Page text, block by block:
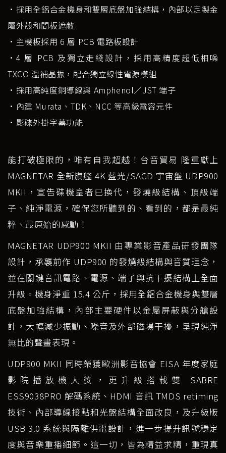
•採用全鋁合金機身和雙層底盤加強結構，內部以定製金
屬外殼和間板遮敝
•主機板採用 6 層 PCB 電路板設計
•4 層 PCB 及獨立走綫設計，採用高精度超低相噪
TXCO 溫補晶振，配合獨立線性電源模組
•採用高純度銅導線與 Amphenol／JST 端子
•內建 Murata、TDK、NCC 等高級電容元件
•影碟外掛字幕功能
能打破極限的，唯有自我超越！台音貿易 隆重獻上
MAGNETAR 全新旗艦 4K 藍光/SACD 宇宙盤 UDP900
MKII，宣告碟機皇者已換代，發燒級結構、頂級端
子、純淨電源，確保您所聽到的、看到的，都是最純
粹、最原始的感動！
MAGNETAR UDP900 MKII 由專業影音產品研發團隊
設計，承襲前作 UDP900 的發燒級結構與音質理念，
並在關鍵音訊電路、電源、端子與抗干擾結構上全面
升級。機身淨重 15.4 公斤，採用全鋁合金機身與雙層
底盤加強結構，內部主要硬件以金屬屏蔽與分艙設
計，大幅減少振動、噪音及外部磁場干擾，呈現純淨
無比的聲畫表現。
UDP900 MKII 同時榮獲歐洲影音協會 EISA 年度家庭
影院播放機大獎，更升級搭載雙 SABRE
ESS9038PRO 解碼系統、HDMI 音訊 TMDS retiming
技術、內部導線接點和光盤結構全面改良，及升級版
USB 3.0 系統與隔離供電設計，進一步提升訊號穩定
度與音樂重播細節。這一切，皆為精益求精，重現真